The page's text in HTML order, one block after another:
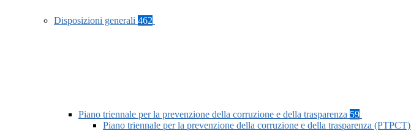
Disposizioni generali 462
Piano triennale per la prevenzione della corruzione e della trasparenza 59
Piano triennale per la prevenzione della corruzione e della trasparenza (PTPCT)